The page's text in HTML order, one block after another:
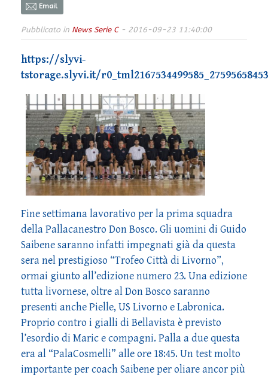
Email
Pubblicato in News Serie C- 2016-09-23 11:40:00
https://slyvi-
tstorage.slyvi.it/
Fine settimana lavorativo per la prima squadra
della Pallacanestro Don Bosco. Gli uomini di Guido
Saibene saranno infatti impegnati già da questa
sera nel prestigioso “Trofeo Città di Livorno”,
ormai giunto all’edizione numero 23. Una edizione
tutta livornese, oltre al Don Bosco saranno
presenti anche Pielle, US Livorno e Labronica.
Proprio contro i gialli di Bellavista è previsto
l’esordio di Maric e compagni. Palla a due questa
era al “PalaCosmelli” alle ore 18:45. Un test molto
importante per coach Saibene per oliare ancor più